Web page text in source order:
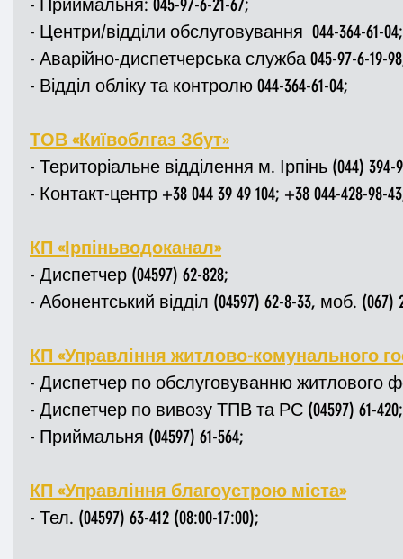
- Центри/відділи обслуговування  044-364-61-04;
- Аварійно-диспетчерська служба 045-97-6-19-
- Відділ обліку та контролю 044-364-61-04;
ТОВ «Київоблгаз Збут»
- Територіальне відділення м. Ірпінь (044) 394-
- Контакт-центр +38 044 39 49 104; +38 044-428-98-
КП «Ірпіньводоканал»
- Диспетчер (04597) 62-828;
- Абонентський відділ (04597) 62-8-33, моб. (067)
КП «Управління житлово-комунального
- Диспетчер по обслуговуванню житлового
- Диспетчер по вивозу ТПВ та РС (04597) 61-420;
- Приймальня (04597) 61-564;
КП «Управління благоустрою міста»
- Тел. (04597) 63-412 (08:00-17:00);